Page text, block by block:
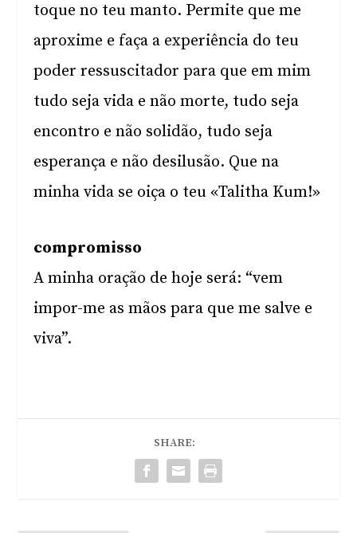
toque no teu manto. Permite que me
aproxime e faça a experiência do teu
poder ressuscitador para que em mim
tudo seja vida e não morte, tudo seja
encontro e não solidão, tudo seja
esperança e não desilusão. Que na
minha vida se oiça o teu «Talitha Kum!»
compromisso
A minha oração de hoje será: “vem
impor-me as mãos para que me salve e
viva”.
SHARE: